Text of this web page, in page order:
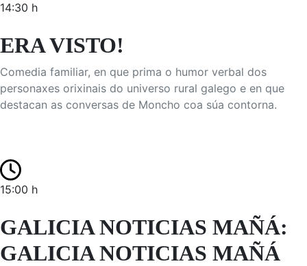
14:30 h
ERA VISTO!
Comedia familiar, en que prima o humor verbal dos
personaxes orixinais do universo rural galego e en que
destacan as conversas de Moncho coa súa contorna.
15:00 h
GALICIA NOTICIAS MAÑÁ:
GALICIA NOTICIAS MAÑÁ